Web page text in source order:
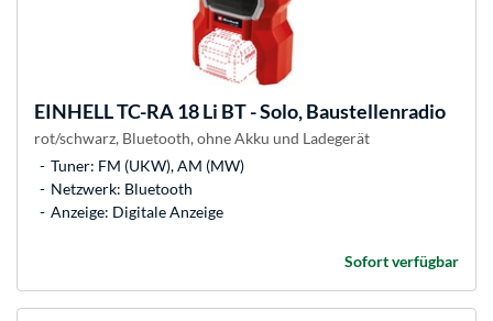
EINHELLTC-RA 18 Li BT - Solo, Baustellenradio
rot/schwarz, Bluetooth, ohne Akku und Ladegerät
Tuner: FM (UKW), AM (MW)
Netzwerk: Bluetooth
Anzeige: Digitale Anzeige
Sofort verfügbar